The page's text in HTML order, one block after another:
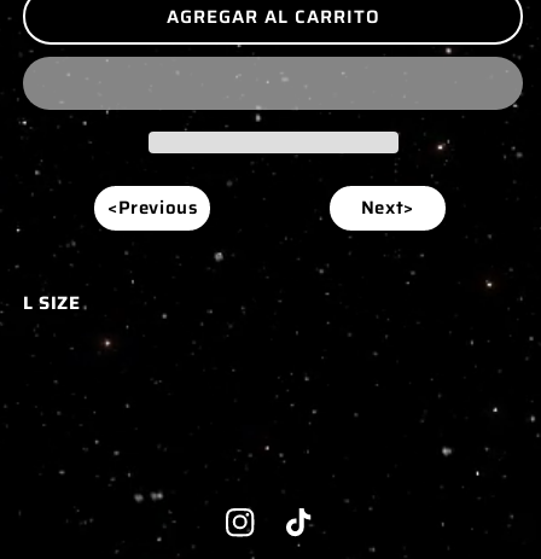
AGREGAR AL CARRITO
<Previous Next>
L SIZE
InstagramTikTok